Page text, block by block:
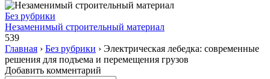
Без рубрики
Незаменимый строительный материал
539
Главная › Без рубрики › Электрическая лебедка: современные
решения для подъема и перемещения грузов
Добавить комментарий